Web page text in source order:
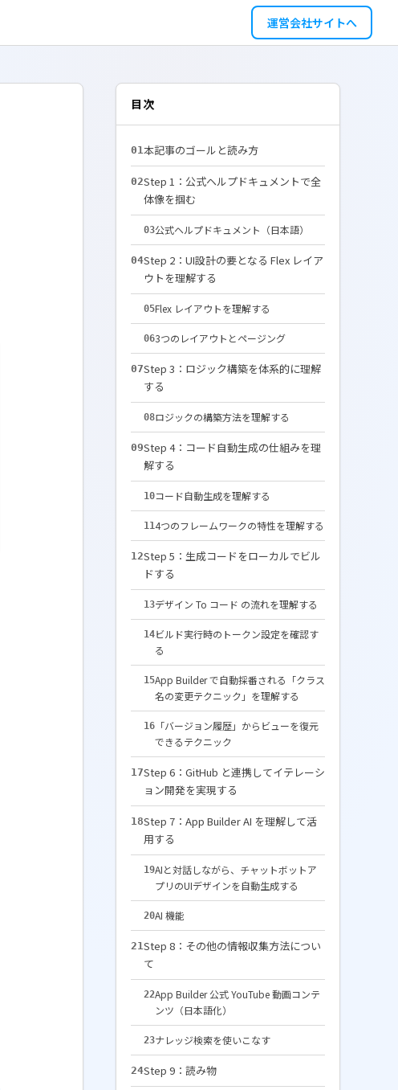
運営会社サイトへ
目次
01本記事のゴールと読み方
02Step 1：公式ヘルプドキュメントで全
体像を掴む
03公式ヘルプドキュメント（日本語）
04Step 2：UI設計の要となる Flex レイア
ウトを理解する
05Flex レイアウトを理解する
063つのレイアウトとページング
07Step 3：ロジック構築を体系的に理解
する
08ロジックの構築方法を理解する
09Step 4：コード自動生成の仕組みを理
解する
10コード自動生成を理解する
114つのフレームワークの特性を理解する
12Step 5：生成コードをローカルでビル
ドする
13デザイン To コード の流れを理解する
14ビルド実行時のトークン設定を確認す
る
15App Builder で自動採番される「クラス
名の変更テクニック」を理解する
16 「バージョン履歴」からビューを復元
できるテクニック
17Step 6：GitHub と連携してイテレーシ
ョン開発を実現する
18Step 7：App Builder AI を理解して活
用する
19AIと対話しながら、チャットボットア
プリのUIデザインを自動生成する
20AI 機能
21Step 8：その他の情報収集方法につい
て
22App Builder 公式 YouTube 動画コンテ
ンツ（日本語化）
23ナレッジ検索を使いこなす
24Step 9：読み物